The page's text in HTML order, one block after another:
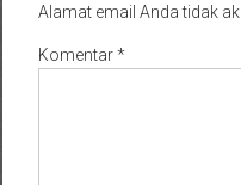
Alamat email Anda tidak
Komentar*